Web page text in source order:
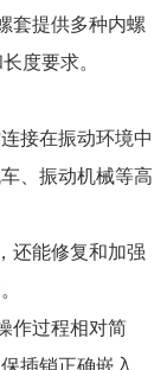
套提供多种内螺
度要求。
接在振动环境中
、振动机械等高
还能修复和加强
作过程相对简